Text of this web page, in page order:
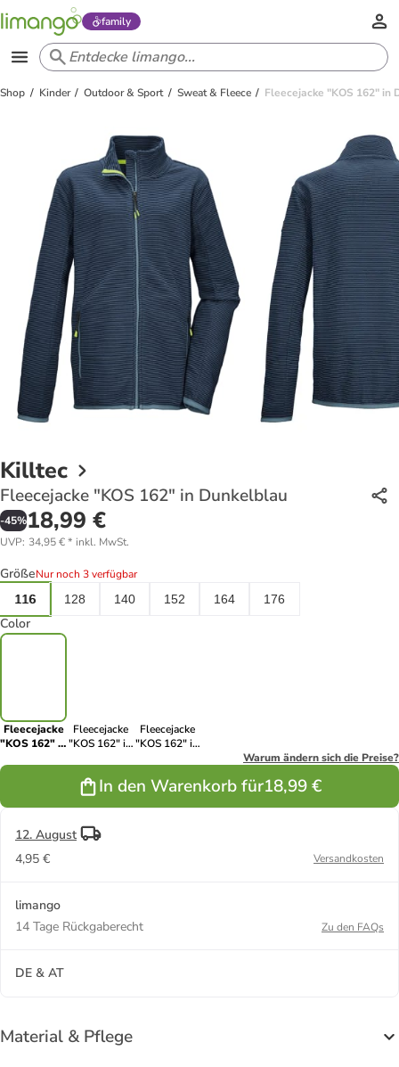
family
Shop Kinder Outdoor & Sport Sweat & Fleece Fleecejacke "KOS 162" in
Killtec
Fleecejacke "KOS 162" in Dunkelblau
-45%18,99 €
UVP: 34,95 €* inkl. MwSt.
GrößeNur noch 3 verfügbar
116
128 140 152 164 176
Color
Fleecejacke
"KOS 162" in
Fleecejacke
"KOS 162" in
Fleecejacke
"KOS 162" in
Warum ändern sich die Preise?
In den Warenkorb für18,99 €
12. August
4,95 €
Versandkosten
limango
14 Tage Rückgaberecht
Zu den FAQs
DE & AT
Material & Pflege